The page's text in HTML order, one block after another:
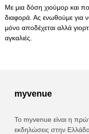
Με μια δόση χιούμορ και
διαφορά. Ας ενωθούμε για
μόνο αποδέχεται αλλά
αγκαλιές.
myvenue
Το myvenue είναι η
εκδηλώσεις στην